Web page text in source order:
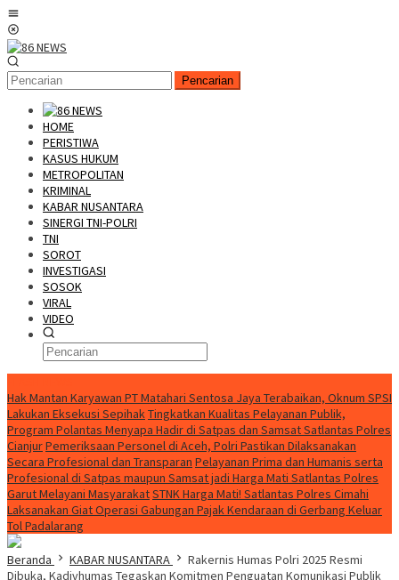
Loncat
ke
konten
Pencarian
HOME
PERISTIWA
KASUS HUKUM
METROPOLITAN
KRIMINAL
KABAR NUSANTARA
SINERGI TNI-POLRI
TNI
SOROT
INVESTIGASI
SOSOK
VIRAL
VIDEO
Hak Mantan Karyawan PT Matahari Sentosa Jaya Terabaikan, Oknum SPSI
Lakukan Eksekusi SepihakTingkatkan Kualitas Pelayanan Publik,
Program Polantas Menyapa Hadir di Satpas dan Samsat Satlantas Polres
CianjurPemeriksaan Personel di Aceh, Polri Pastikan Dilaksanakan
Secara Profesional dan Transparan Pelayanan Prima dan Humanis serta
Profesional di Satpas maupun Samsat jadi Harga Mati Satlantas Polres
Garut Melayani MasyarakatSTNK Harga Mati! Satlantas Polres Cimahi
Laksanakan Giat Operasi Gabungan Pajak Kendaraan di Gerbang Keluar
Tol Padalarang
Beranda KABAR NUSANTARA
Rakernis Humas Polri 2025 Resmi
Dibuka, Kadivhumas Tegaskan Komitmen Penguatan Komunikasi Publik